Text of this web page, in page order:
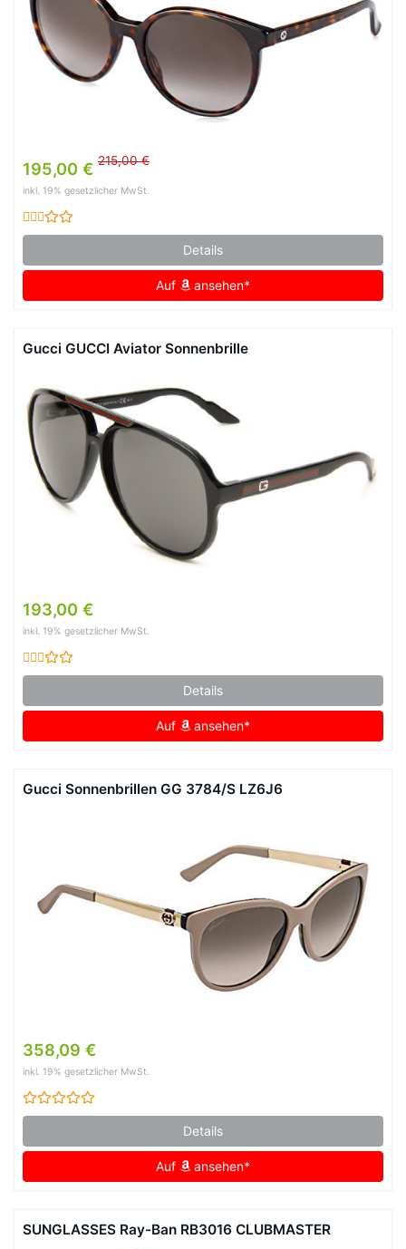
195,00 € 215,00 €
inkl. 19% gesetzlicher MwSt.
Details
Auf ansehen*
Gucci GUCCI Aviator Sonnenbrille
193,00 €
inkl. 19% gesetzlicher MwSt.
Details
Auf ansehen*
Gucci Sonnenbrillen GG 3784/S LZ6J6
358,09 €
inkl. 19% gesetzlicher MwSt.
Details
Auf ansehen*
SUNGLASSES Ray-Ban RB3016 CLUBMASTER